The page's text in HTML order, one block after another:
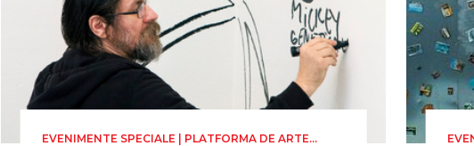
EVENIMENTE SPECIALE | PLATFORMA DE ARTE